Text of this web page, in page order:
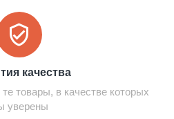
качества
товары, в качестве которых
уверены